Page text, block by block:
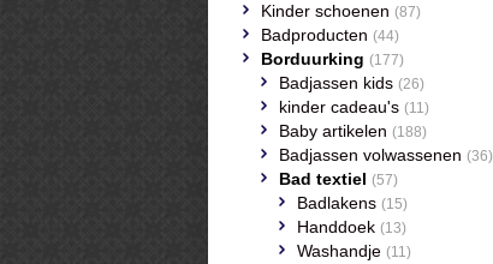
Kinder schoenen (87)
Badproducten (44)
Borduurking (177)
Badjassen kids (26)
kinder cadeau's (11)
Baby artikelen (188)
Badjassen volwassenen (36)
Bad textiel (57)
Badlakens (15)
Handdoek (13)
Washandje (11)